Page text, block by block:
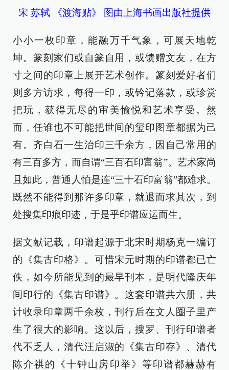
宋 苏轼 《渡海贴》 图由上海书画出版社提供
小小一枚印章，能融万千气象，可展天地乾
坤。篆刻家们或自篆自用，或馈赠文友，在方
寸之间的印章上展开艺术创作。篆刻爱好者们
则多方访求，每得一印，或钤记落款，或珍赏
把玩，获得无尽的审美愉悦和艺术享受。然
而，任谁也不可能把世间的玺印图章都据为己
有。齐白石一生治印三千余方，因自己常用的
有三百多方，而自谓“三百石印富翁”。艺术家尚
且如此，普通人怕是连“三十石印富翁”都难求。
既然不能得到那许多印章，就退而求其次，到
处搜集印痕印迹，于是乎印谱应运而生。
据文献记载，印谱起源于北宋时期杨克一编订
的《集古印格》。可惜宋元时期的印谱都已亡
佚，如今所能见到的最早刊本，是明代隆庆年
间印行的《集古印谱》。这套印谱共六册，共
计收录印章两千余枚，刊行后在文人圈子里产
生了很大的影响。这以后，搜罗、刊行印谱者
代不乏人，清代汪启淑的《集古印存》、清代
陈介祺的《十钟山房印举》等印谱都赫赫有